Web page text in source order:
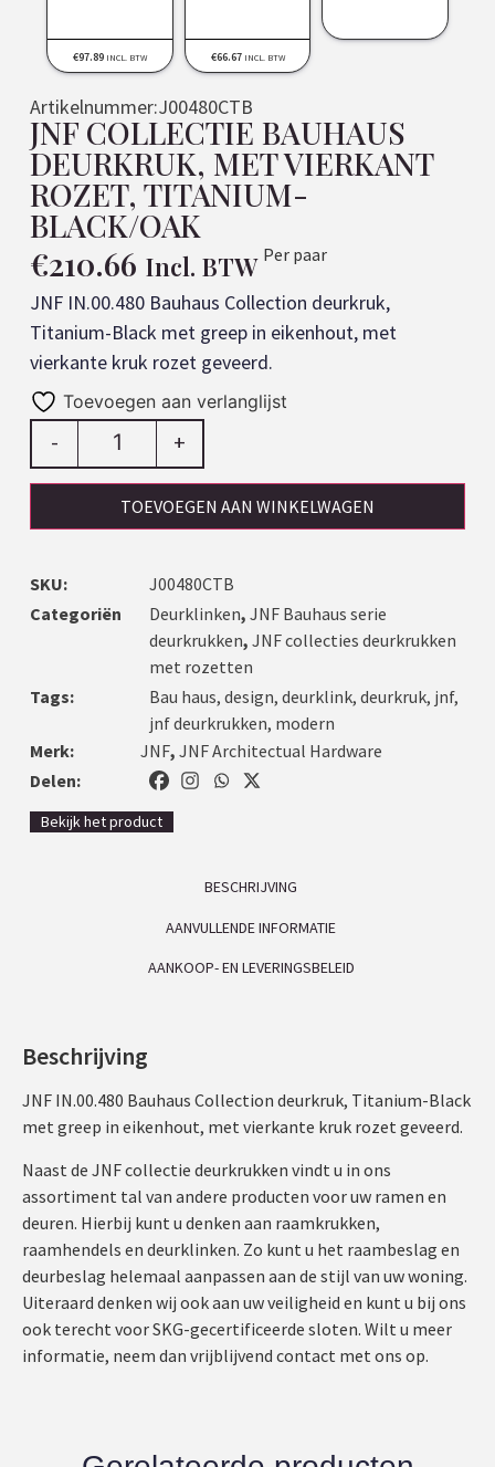
€97.89 INCL. BTW €66.67 INCL. BTW
Artikelnummer:J00480CTB
JNF COLLECTIE BAUHAUS
DEURKRUK, MET VIERKANT
ROZET, TITANIUM-
BLACK/OAK
€210.66 Incl. BTW Per paar
JNF IN.00.480 Bauhaus Collection deurkruk,
Titanium-Black met greep in eikenhout, met
vierkante kruk rozet geveerd.
Toevoegen aan verlanglijst
- +
TOEVOEGEN AAN WINKELWAGEN
SKU:
J00480CTB
Categoriën
Deurklinken, JNF Bauhaus serie
deurkrukken, JNF collecties deurkrukken
met rozetten
Tags:
Bau haus, design, deurklink, deurkruk, jnf,
jnf deurkrukken, modern
Merk:
JNF, JNF Architectual Hardware
Delen:
Bekijk het product
BESCHRIJVING
AANVULLENDE INFORMATIE
AANKOOP- EN LEVERINGSBELEID
Beschrijving
JNF IN.00.480 Bauhaus Collection deurkruk, Titanium-Black
met greep in eikenhout, met vierkante kruk rozet geveerd.
Naast de JNF collectie deurkrukken vindt u in ons
assortiment tal van andere producten voor uw ramen en
deuren. Hierbij kunt u denken aan raamkrukken,
raamhendels en deurklinken. Zo kunt u het raambeslag en
deurbeslag helemaal aanpassen aan de stijl van uw woning.
Uiteraard denken wij ook aan uw veiligheid en kunt u bij ons
ook terecht voor SKG-gecertificeerde sloten. Wilt u meer
informatie, neem dan vrijblijvend contact met ons op.